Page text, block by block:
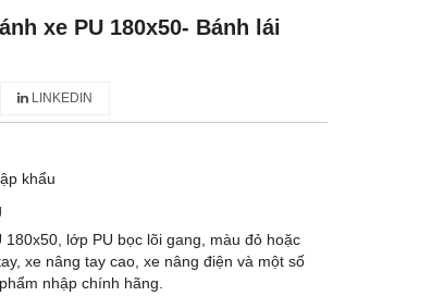
xe PU 180x50- Bánh lái
LINKEDIN
khẩu
180x50, lớp PU bọc lõi gang, màu đỏ hoặc
xe nâng tay cao, xe nâng điện và một số
nhập chính hãng.